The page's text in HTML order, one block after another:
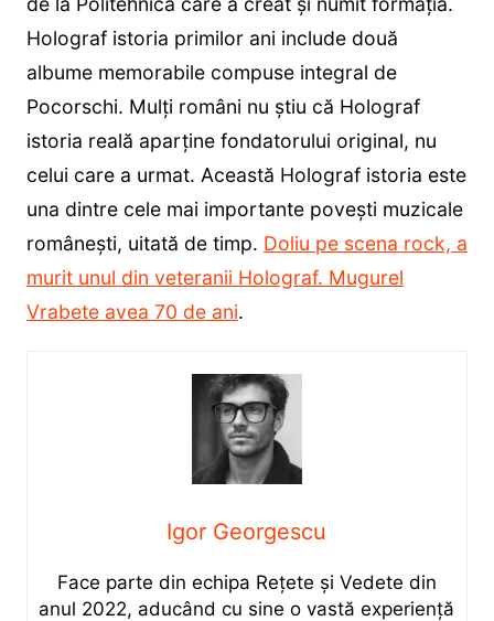
Holograf istoria primilor ani include două
albume memorabile compuse integral de
Pocorschi. Mulți români nu știu că Holograf
istoria reală aparține fondatorului original, nu
celui care a urmat. Această Holograf istoria este
una dintre cele mai importante povești muzicale
românești, uitată de timp. Doliu pe scena rock, a
murit unul din veteranii Holograf. Mugurel
Vrabete avea 70 de ani.
Igor Georgescu
Face parte din echipa Rețete și Vedete din
anul 2022, aducând cu sine o vastă experiență